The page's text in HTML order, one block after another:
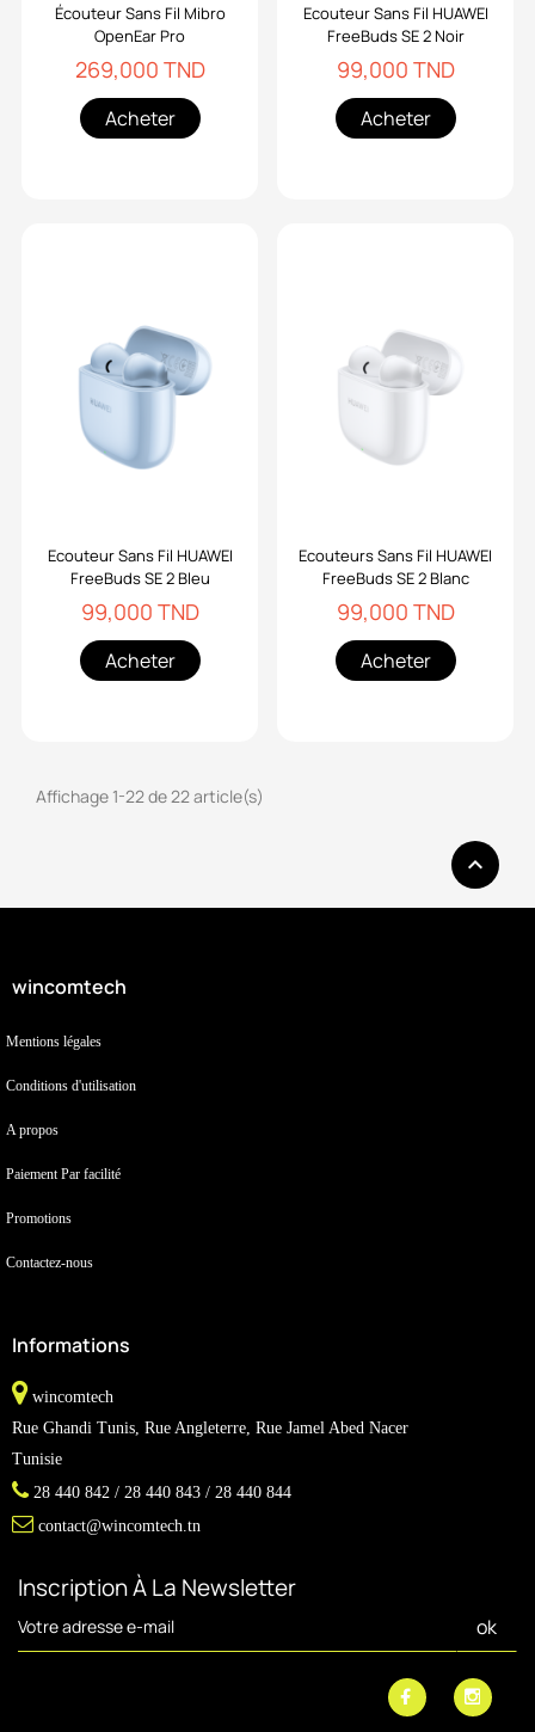
Écouteur Sans Fil Mibro
OpenEar Pro
269,000 TND
Acheter
Ecouteur Sans Fil HUAWEI
FreeBuds SE 2 Noir
99,000 TND
Acheter
Ecouteur Sans Fil HUAWEI
FreeBuds SE 2 Bleu
99,000 TND
Acheter
Ecouteurs Sans Fil HUAWEI
FreeBuds SE 2 Blanc
99,000 TND
Acheter
Affichage 1-22 de 22 article(s)

wincomtech
Mentions légales
Conditions d'utilisation
A propos
Paiement Par facilité
Promotions
Contactez-nous
Informations
wincomtech
Rue Ghandi Tunis, Rue Angleterre, Rue Jamel Abed Nacer
Tunisie
28 440 842 / 28 440 843 / 28 440 844
contact@wincomtech.tn
Inscription À La Newsletter